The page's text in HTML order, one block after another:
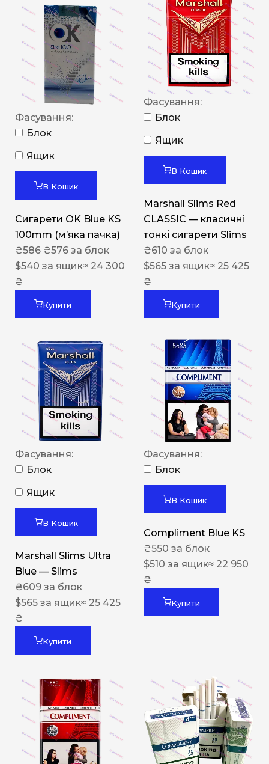
Фасування:
Блок
Ящик
В Кошик
Сигарети OK Blue KS
100mm (м’яка пачка)
₴586 ₴576 за блок
$540 за ящик≈ 24 300
₴
Купити
Фасування:
Блок
Ящик
В Кошик
Marshall Slims Red
CLASSIC — класичні
тонкі сигарети Slims
₴610 за блок
$565 за ящик≈ 25 425
₴
Купити
Фасування:
Блок
Ящик
В Кошик
Marshall Slims Ultra
Blue — Slims
₴609 за блок
$565 за ящик≈ 25 425
₴
Купити
Фасування:
Блок
В Кошик
Compliment Blue KS
₴550 за блок
$510 за ящик≈ 22 950
₴
Купити